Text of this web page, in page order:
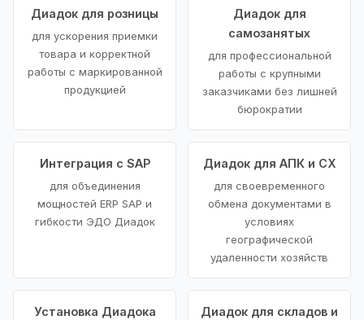
Диадок для розницы
для ускорения приемки
товара и корректной
работы с маркированной
продукцией
Диадок для
самозанятых
для профессиональной
работы с крупными
заказчиками без лишней
бюрократии
Интеграция с SAP
для объединения
мощностей ERP SAP и
гибкости ЭДО Диадок
Диадок для АПК и СХ
для своевременного
обмена документами в
условиях
географической
удаленности хозяйств
Установка Диадока
Диадок для складов и